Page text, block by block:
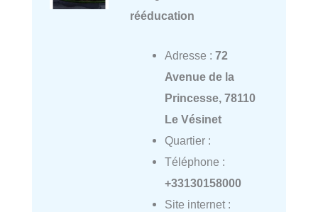
rééducation
Adresse : 72
Avenue de la
Princesse, 78110
Le Vésinet
Quartier :
Téléphone :
+33130158000
Site internet :